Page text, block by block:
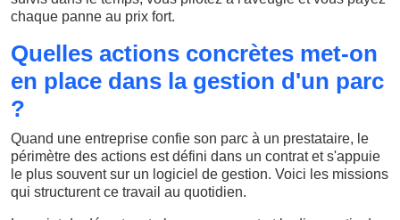
chaque panne au prix fort.
Quelles actions concrètes met-on
en place dans la gestion d'un parc
?
Quand une entreprise confie son parc à un prestataire, le
périmètre des actions est défini dans un contrat et s'appuie
le plus souvent sur un logiciel de gestion. Voici les missions
qui structurent ce travail au quotidien.